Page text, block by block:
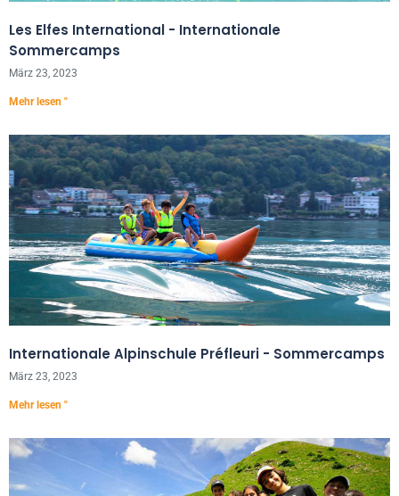
Les Elfes International - Internationale
Sommercamps
März 23, 2023
Mehr lesen "
Internationale Alpinschule Préfleuri - Sommercamps
März 23, 2023
Mehr lesen "